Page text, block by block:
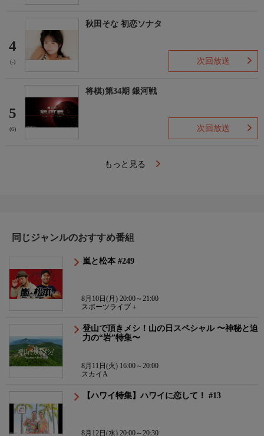
4
(-)
秋田そな 初恋ソナタ
次回放送
5
(6)
将棋)第34期 銀河戦
次回放送
もっと見る
同じジャンルのおすすめ番組
嵐と松本 #249
8月10日(月) 20:00～21:00
スポーツライブ＋
登山で頂きメシ！山の日スペシャル 〜神秘と迫
力の“岩”特集〜
8月11日(火) 16:00～20:00
スカイA
【ハワイ特集】ハワイに恋して！ #13
8月12日(水) 20:00～20:30